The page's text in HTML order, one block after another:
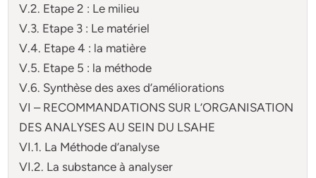
V.2. Etape 2 : Le milieu
V.3. Etape 3 : Le matériel
V.4. Etape 4 : la matière
V.5. Etape 5 : la méthode
V.6. Synthèse des axes d’améliorations
VI – RECOMMANDATIONS SUR L’ORGANISATION
DES ANALYSES AU SEIN DU LSAHE
VI.1. La Méthode d’analyse
VI.2. La substance à analyser